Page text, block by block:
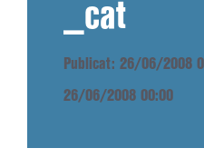
_cat
Publicat: 26/06/2008
26/06/2008 00:00